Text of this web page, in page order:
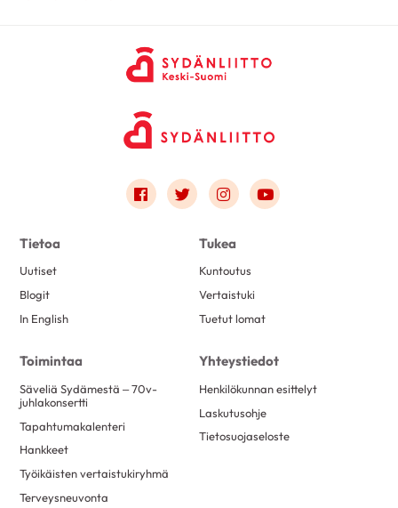
Link to facebook
Link to twitter
Link to instagram
Link to youtube
Tietoa
Uutiset
Blogit
In English
Tukea
Kuntoutus
Vertaistuki
Tuetut lomat
Toimintaa
Säveliä Sydämestä – 70v-
juhlakonsertti
Tapahtumakalenteri
Hankkeet
Työikäisten vertaistukiryhmä
Terveysneuvonta
Yhteystiedot
Henkilökunnan esittelyt
Laskutusohje
Tietosuojaseloste